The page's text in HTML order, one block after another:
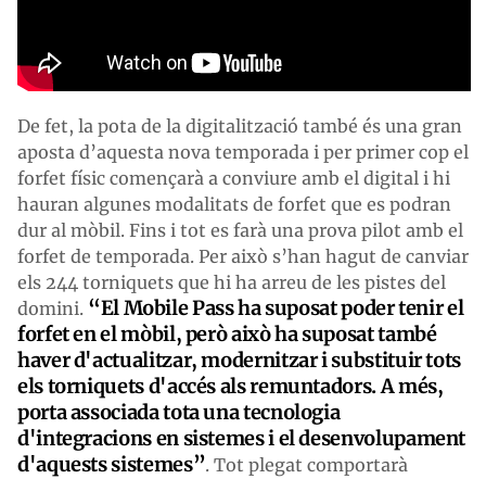
De fet, la pota de la digitalització també és una gran
aposta d’aquesta nova temporada i per primer cop el
forfet físic començarà a conviure amb el digital i hi
hauran algunes modalitats de forfet que es podran
dur al mòbil. Fins i tot es farà una prova pilot amb el
forfet de temporada. Per això s’han hagut de canviar
els 244 torniquets que hi ha arreu de les pistes del
domini. “El Mobile Pass ha suposat poder tenir el
forfet en el mòbil, però això ha suposat també
haver d'actualitzar, modernitzar i substituir tots
els torniquets d'accés als remuntadors. A més,
porta associada tota una tecnologia
d'integracions en sistemes i el desenvolupament
d'aquests sistemes”. Tot plegat comportarà